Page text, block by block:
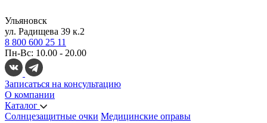
Ульяновск
ул. Радищева 39 к.2
8 800 600 25 11
Пн-Вс: 10.00 - 20.00
Записаться на консультацию
О компании
Каталог
Солнцезащитные очки Медицинские оправы